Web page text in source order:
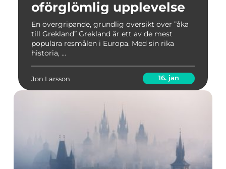
oförglömlig upplevelse
En övergripande, grundlig översikt över ”åka
till Grekland” Grekland är ett av de mest
populära resmålen i Europa. Med sin rika
historia, ...
Jon Larsson 16. jan